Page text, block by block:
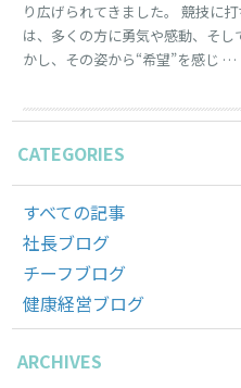
り広げられてきました。 競技に
は、多くの方に勇気や感動、そ
かし、その姿から“希望”を感じ …
CATEGORIES
すべての記事
社長ブログ
チーフブログ
健康経営ブログ
ARCHIVES